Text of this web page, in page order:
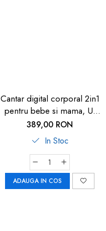
Cantar digital corporal 2in1
pentru bebe si mama, U-
Grow, Display LED, Auto
off, Functie Tara, 100kg,
Alb
389,00 RON
In Stoc
ADAUGA IN COS